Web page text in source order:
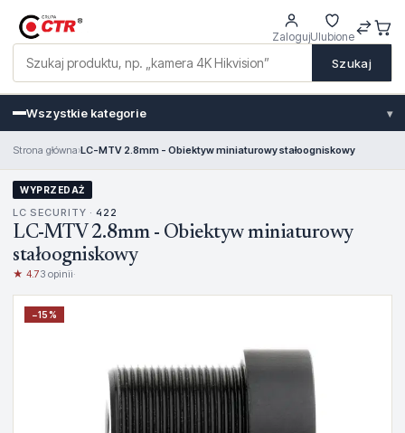
Szukaj
ZalogujUlubione
Wszystkie kategorie ▾
Strona główna›LC-MTV 2.8mm - Obiektyw miniaturowy stałoogniskowy
WYPRZEDAŻ
LC SECURITY · 422
LC-MTV 2.8mm - Obiektyw miniaturowy
stałoogniskowy
★ 4.73 opinii·
−15%